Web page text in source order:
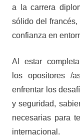
a la carrera
sólido del
confianza en
Al estar
los opositores /
enfrentar los
y seguridad,
necesarias para
internacional.